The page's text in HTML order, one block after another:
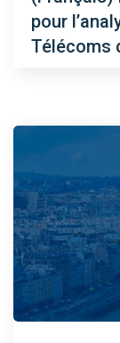
pour
Télécoms